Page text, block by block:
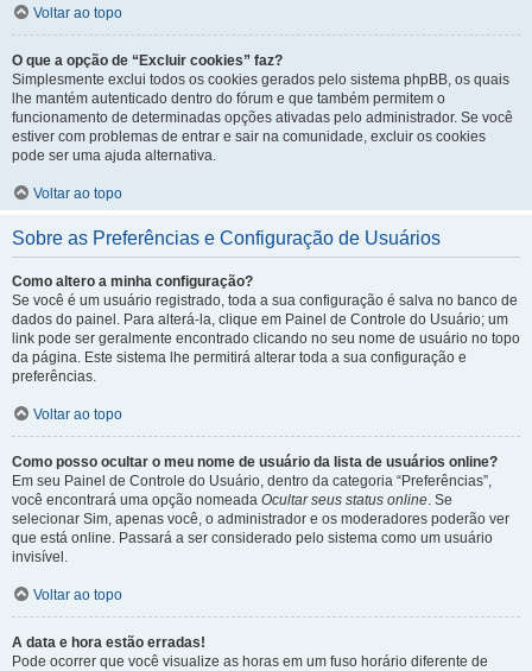
Voltar ao topo
O que a opção de “Excluir cookies” faz?
Simplesmente exclui todos os cookies gerados pelo sistema phpBB, os quais
lhe mantém autenticado dentro do fórum e que também permitem o
funcionamento de determinadas opções ativadas pelo administrador. Se você
estiver com problemas de entrar e sair na comunidade, excluir os cookies
pode ser uma ajuda alternativa.
Voltar ao topo
Sobre as Preferências e Configuração de Usuários
Como altero a minha configuração?
Se você é um usuário registrado, toda a sua configuração é salva no banco de
dados do painel. Para alterá-la, clique em Painel de Controle do Usuário; um
link pode ser geralmente encontrado clicando no seu nome de usuário no topo
da página. Este sistema lhe permitirá alterar toda a sua configuração e
preferências.
Voltar ao topo
Como posso ocultar o meu nome de usuário da lista de usuários online?
Em seu Painel de Controle do Usuário, dentro da categoria “Preferências”,
você encontrará uma opção nomeada Ocultar seus status online. Se
selecionar Sim, apenas você, o administrador e os moderadores poderão ver
que está online. Passará a ser considerado pelo sistema como um usuário
invisível.
Voltar ao topo
A data e hora estão erradas!
Pode ocorrer que você visualize as horas em um fuso horário diferente de